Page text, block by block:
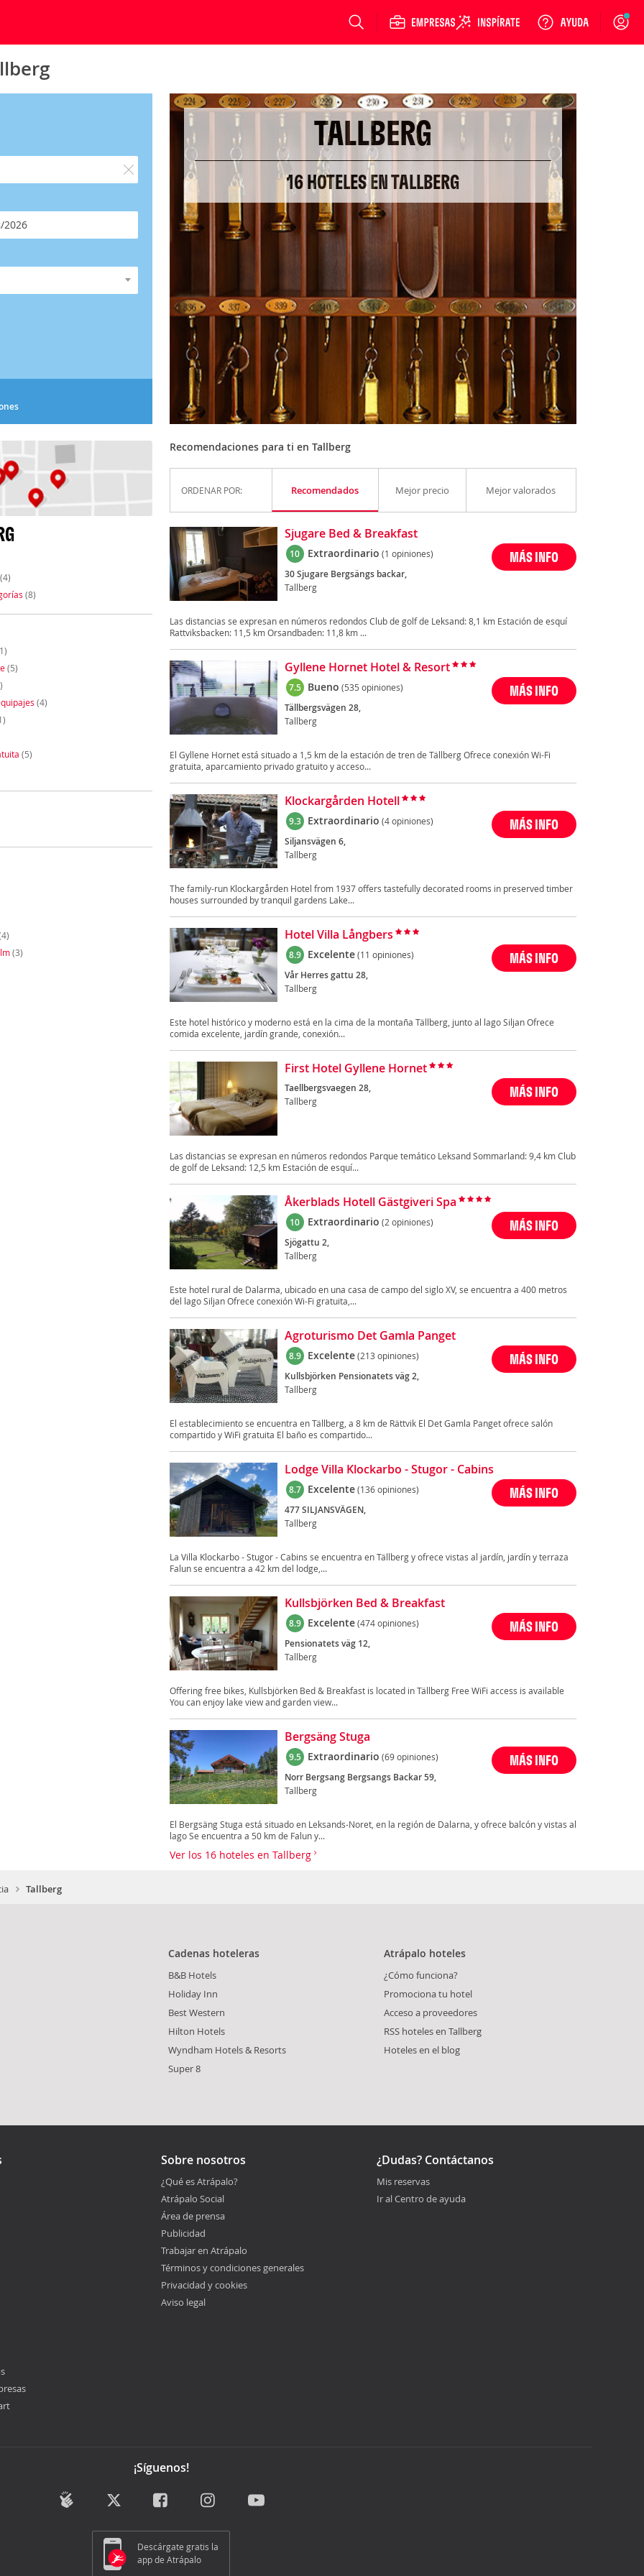
Login
(4)
(8)
(5)
(4)
(5)
(3)
TALLBERG
16 HOTELES EN TALLBERG
Recomendaciones para ti en Tallberg
ORDENAR POR: Recomendados Mejor precio Mejor valorados
Sjugare Bed & Breakfast
10 Extraordinario (1 opiniones)
30 Sjugare Bergsängs backar,
Tallberg
MÁS INFO
Las distancias se expresan en números redondos Club de golf de Leksand: 8,1 km Estación de esquí
Rattviksbacken: 11,5 km Orsandbaden: 11,8 km ...
Gyllene Hornet Hotel & Resort
7.5 Bueno (535 opiniones)
Tällbergsvägen 28,
Tallberg
MÁS INFO
El Gyllene Hornet está situado a 1,5 km de la estación de tren de Tällberg Ofrece conexión Wi-Fi
gratuita, aparcamiento privado gratuito y acceso...
Klockargården Hotell
9.3 Extraordinario (4 opiniones)
Siljansvägen 6,
Tallberg
MÁS INFO
The family-run Klockargården Hotel from 1937 offers tastefully decorated rooms in preserved timber
houses surrounded by tranquil gardens Lake...
Hotel Villa Långbers
8.9 Excelente(11 opiniones)
Vår Herres gattu 28,
Tallberg
MÁS INFO
Este hotel histórico y moderno está en la cima de la montaña Tällberg, junto al lago Siljan Ofrece
comida excelente, jardín grande, conexión...
First Hotel Gyllene Hornet
Taellbergsvaegen 28,
Tallberg
MÁS INFO
Las distancias se expresan en números redondos Parque temático Leksand Sommarland: 9,4 km Club
de golf de Leksand: 12,5 km Estación de esquí...
Åkerblads Hotell Gästgiveri Spa
10 Extraordinario (2 opiniones)
Sjögattu 2,
Tallberg
MÁS INFO
Este hotel rural de Dalarma, ubicado en una casa de campo del siglo XV, se encuentra a 400 metros
del lago Siljan Ofrece conexión Wi-Fi gratuita,...
Agroturismo Det Gamla Panget
8.9 Excelente(213 opiniones)
Kullsbjörken Pensionatets väg 2,
Tallberg
MÁS INFO
El establecimiento se encuentra en Tällberg, a 8 km de Rättvik El Det Gamla Panget ofrece salón
compartido y WiFi gratuita El baño es compartido...
Lodge Villa Klockarbo - Stugor - Cabins
8.7 Excelente(136 opiniones)
477 SILJANSVÄGEN,
Tallberg
MÁS INFO
La Villa Klockarbo - Stugor - Cabins se encuentra en Tällberg y ofrece vistas al jardín, jardín y terraza
Falun se encuentra a 42 km del lodge,...
Kullsbjörken Bed & Breakfast
8.9 Excelente(474 opiniones)
Pensionatets väg 12,
Tallberg
MÁS INFO
Offering free bikes, Kullsbjörken Bed & Breakfast is located in Tällberg Free WiFi access is available
You can enjoy lake view and garden view...
Bergsäng Stuga
9.5 Extraordinario (69 opiniones)
Norr Bergsang Bergsangs Backar 59,
Tallberg
MÁS INFO
El Bergsäng Stuga está situado en Leksands-Noret, en la región de Dalarna, y ofrece balcón y vistas al
lago Se encuentra a 50 km de Falun y...
Ver los 16 hoteles en Tallberg
Tallberg
Cadenas hoteleras
B&B Hotels
Holiday Inn
Best Western
Hilton Hotels
Wyndham Hotels & Resorts
Super 8
Atrápalo hoteles
¿Cómo funciona?
Promociona tu hotel
Acceso a proveedores
RSS hoteles en Tallberg
Hoteles en el blog
Sobre nosotros
¿Qué es Atrápalo?
Atrápalo Social
Área de prensa
Publicidad
Trabajar en Atrápalo
Términos y condiciones generales
Privacidad y cookies
Aviso legal
¿Dudas? Contáctanos
Mis reservas
Ir al Centro de ayuda
¡Síguenos!
Descárgate gratis la
app de Atrápalo